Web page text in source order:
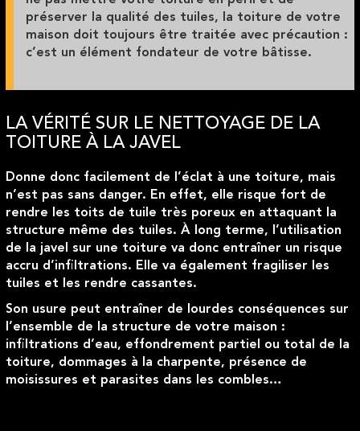
préserver la qualité des tuiles, la toiture de votre
maison doit toujours être traitée avec précaution :
c’est un élément fondateur de votre bâtisse.
LA VÉRITÉ SUR LE NETTOYAGE DE LA
TOITURE À LA JAVEL
Donne donc facilement de l’éclat à une toiture, mais
n’est pas sans danger. En effet, elle risque fort de
rendre les toits de tuile très poreux en attaquant la
structure même des tuiles. À long terme, l’utilisation
de la javel sur une toiture va donc entraîner un risque
accru d’infiltrations. Elle va également fragiliser les
tuiles et les rendre cassantes.
Son usure peut entraîner de lourdes conséquences sur
l’ensemble de la structure de votre maison :
infiltrations d’eau, effondrement partiel ou total de la
toiture, dommages à la charpente, présence de
moisissures et parasites dans les combles…